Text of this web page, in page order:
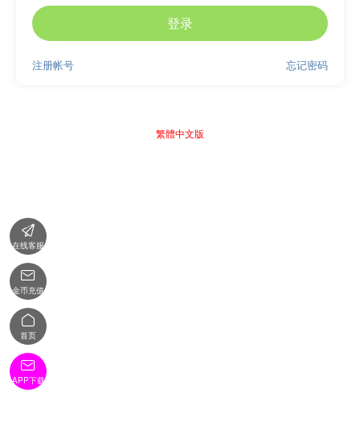
登录
忘记密码
注册帐号
繁體中文版

在线客服

金币充值

首页

APP下载